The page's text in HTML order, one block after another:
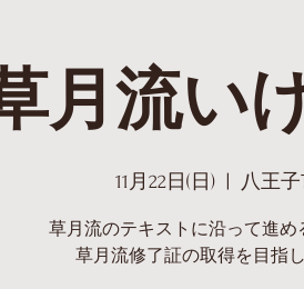
月流い
11月22日(日)
  |
八王
草月流のテキストに沿って進め
草月流修了証の取得を目指し